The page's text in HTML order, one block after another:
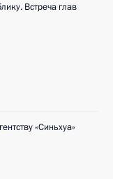
Встреча глав
«Синьхуа»